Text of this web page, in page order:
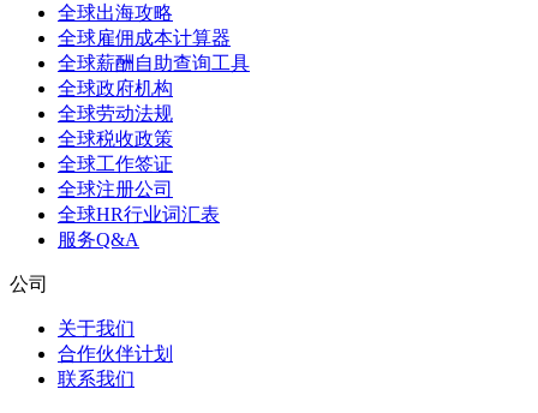
全球出海攻略
全球雇佣成本计算器
全球薪酬自助查询工具
全球政府机构
全球劳动法规
全球税收政策
全球工作签证
全球注册公司
全球HR行业词汇表
服务Q&A
公司
关于我们
合作伙伴计划
联系我们